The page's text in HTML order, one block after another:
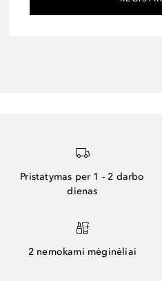
Pristatymas per 1 - 2 darbo
dienas
2 nemokami mėginėliai